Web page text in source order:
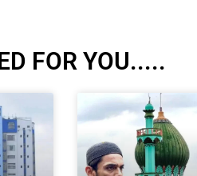
FOR YOU.....